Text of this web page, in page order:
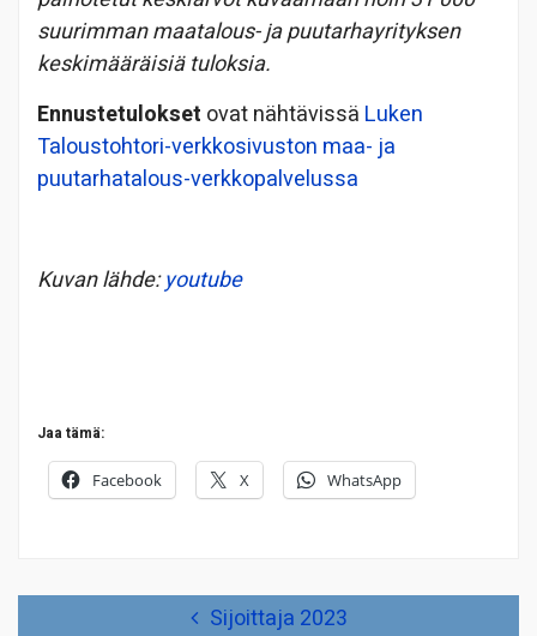
suurimman maatalous- ja puutarhayrityksen
keskimääräisiä tuloksia.
Ennustetulokset ovat nähtävissä Luken
Taloustohtori-verkkosivuston maa- ja
puutarhatalous-verkkopalvelussa
Kuvan lähde:youtube
Jaa tämä:
Facebook X WhatsApp
Sijoittaja 2023